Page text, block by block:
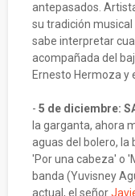
antepasados.
su tradición
sabe interpretar
acompañada del
Ernesto Hermoza y
- 5 de diciembre:
la garganta, ahora
aguas del bolero, la
'Por una cabeza' o
banda (Yuvisney
actual, el señor